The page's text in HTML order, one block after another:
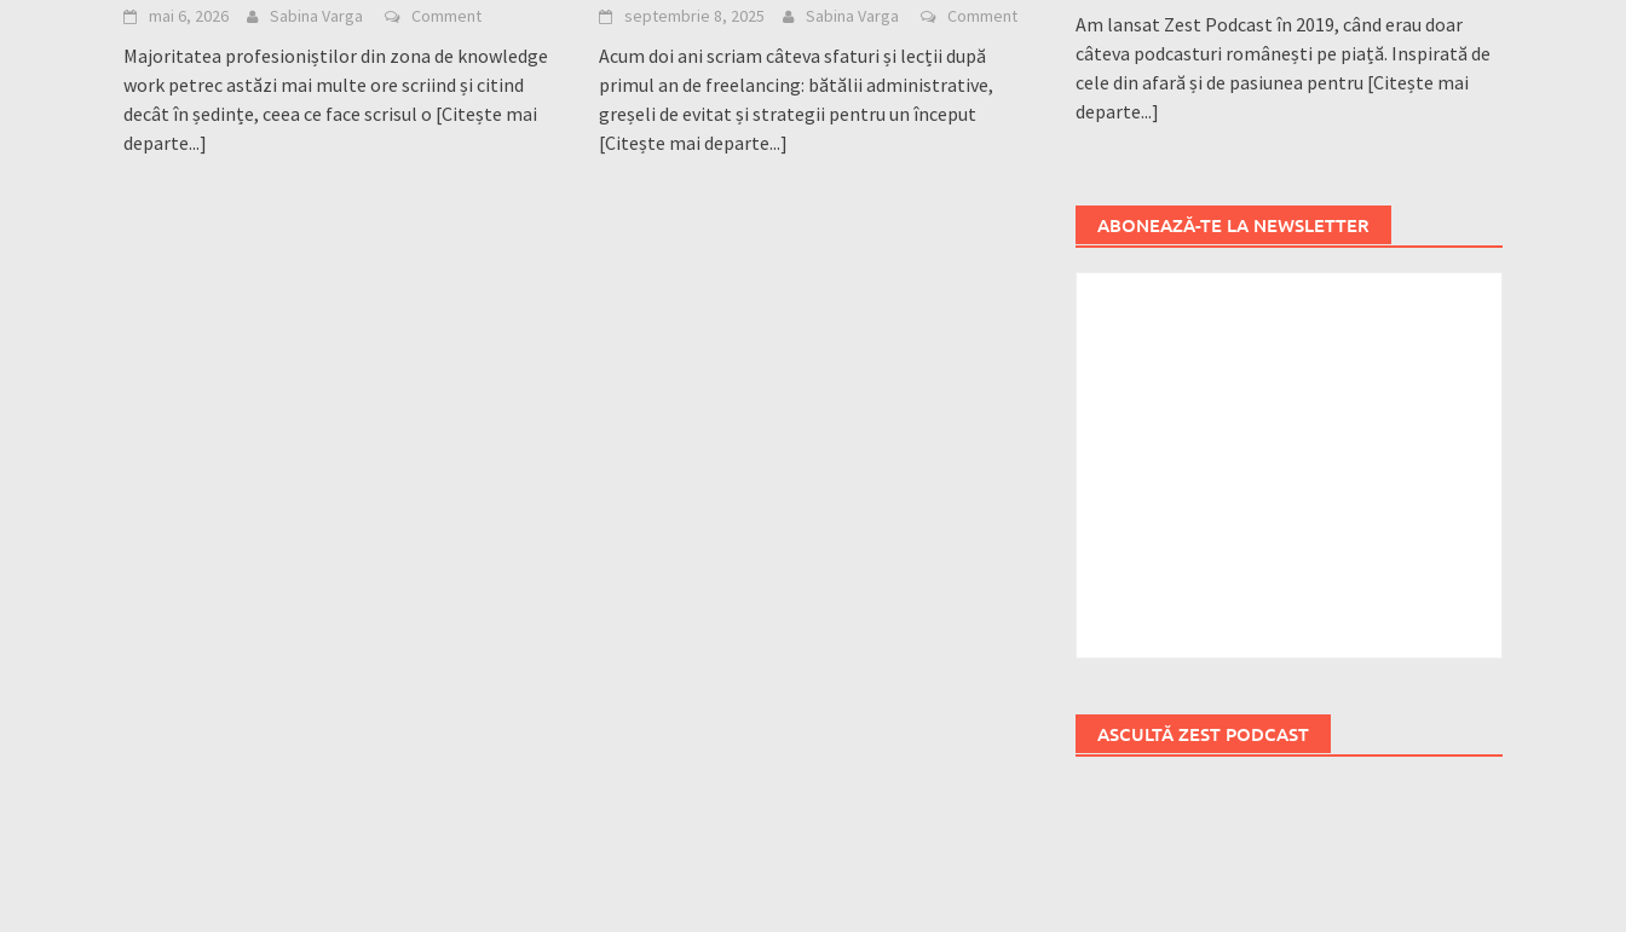
mai 6, 2026 Sabina Varga Comment
Majoritatea profesioniștilor din zona de knowledge
work petrec astăzi mai multe ore scriind și citind
decât în ședințe, ceea ce face scrisul o [Citește mai
departe...]
septembrie 8, 2025 Sabina Varga Comment
Acum doi ani scriam câteva sfaturi și lecții după
primul an de freelancing: bătălii administrative,
greșeli de evitat și strategii pentru un început
[Citește mai departe...]
Am lansat Zest Podcast în 2019, când erau doar
câteva podcasturi românești pe piață. Inspirată de
cele din afară și de pasiunea pentru [Citește mai
departe...]
ABONEAZĂ-TE LA NEWSLETTER
ASCULTĂ ZEST PODCAST